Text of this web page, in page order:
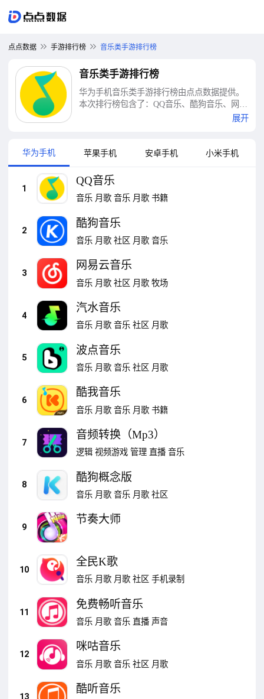
点点数据 手游排行榜 音乐类手游排行榜
音乐类手游排行榜
华为手机音乐类手游排行榜由点点数据提供。
本次排行榜包含了：QQ音乐、酷狗音乐、网易
云音乐、汽水音乐、波点音乐、酷我音乐、音
展开
华为手机 苹果手机 安卓手机 小米手机
1
QQ音乐
音乐 月歌 音乐 月歌 书籍
2
酷狗音乐
音乐 月歌 社区 月歌 音乐
3
网易云音乐
音乐 月歌 社区 月歌 牧场
4
汽水音乐
音乐 月歌 音乐 社区 月歌
5
波点音乐
音乐 月歌 音乐 社区 月歌
6
酷我音乐
音乐 月歌 音乐 月歌 书籍
7
音频转换（Mp3）
逻辑 视频游戏 管理 直播 音乐
8
酷狗概念版
音乐 月歌 音乐 月歌 社区
9
节奏大师
10
全民K歌
音乐 月歌 月歌 社区 手机录制
11
免费畅听音乐
音乐 月歌 音乐 直播 声音
12
咪咕音乐
音乐 月歌 音乐 社区 月歌
13
酷听音乐